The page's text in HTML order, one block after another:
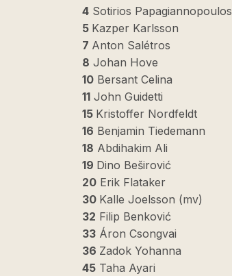
4 Sotirios Papagiannopoulos
5 Kazper Karlsson
7 Anton Salétros
8 Johan Hove
10 Bersant Celina
11 John Guidetti
15 Kristoffer Nordfeldt
16 Benjamin Tiedemann
18 Abdihakim Ali
19 Dino Beširović
20 Erik Flataker
30 Kalle Joelsson (mv)
32 Filip Benković
33 Áron Csongvai
36 Zadok Yohanna
45 Taha Ayari